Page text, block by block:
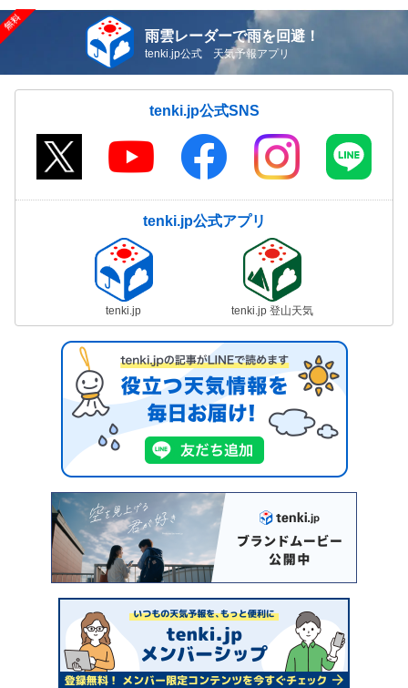
雨雲レーダーで雨を回避！
tenki.jp公式 天気予報アプリ
tenki.jp公式SNS
tenki.jp公式アプリ
tenki.jp tenki.jp 登山天気